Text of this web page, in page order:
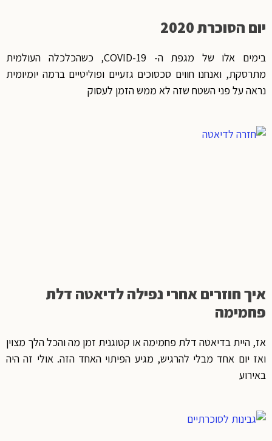
יום הסוכרת 2020
בימים אלו של מגפת ה- COVID-19, כשהכלכלה העולמית
מתרסקת, ואנחנו חווים סכסוכים גזעיים ופוליטיים ברמה יומיומית
נראה על פני השטח שזה לא ממש הזמן לעסוק
איך חוזרים אחרי נפילה לדיאטה דלת
פחמימה
אז, היית בדיאטה דלת פחמימה או קטוגנית זמן מה והכל הלך מצוין
ואז יום אחד מבלי להרגיש, מגיע הפיתוי האחד הזה. אולי זה היה
באירוע